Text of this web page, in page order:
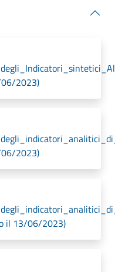
2023)
2023)
il 13/06/2023)